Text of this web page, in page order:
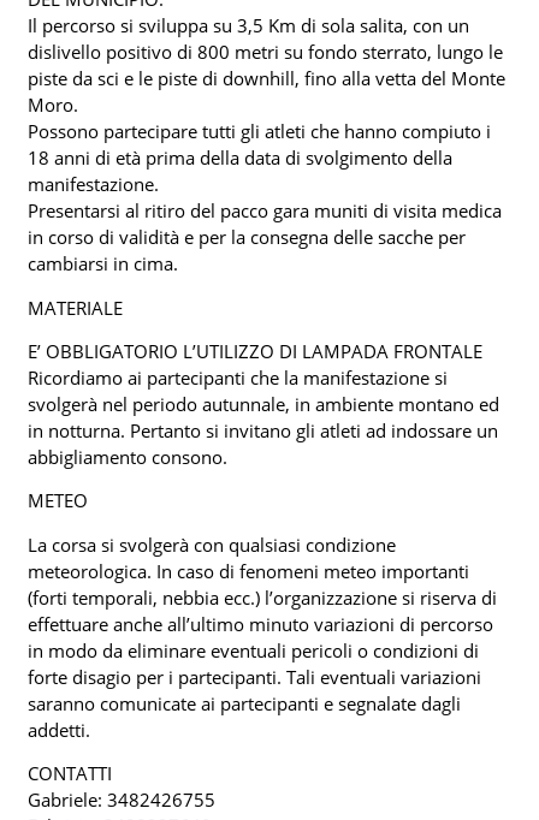
Il percorso si sviluppa su 3,5 Km di sola salita, con un
dislivello positivo di 800 metri su fondo sterrato, lungo le
piste da sci e le piste di downhill, fino alla vetta del Monte
Moro.
Possono partecipare tutti gli atleti che hanno compiuto i
18 anni di età prima della data di svolgimento della
manifestazione.
Presentarsi al ritiro del pacco gara muniti di visita medica
in corso di validità e per la consegna delle sacche per
cambiarsi in cima.
MATERIALE
E’ OBBLIGATORIO L’UTILIZZO DI LAMPADA FRONTALE
Ricordiamo ai partecipanti che la manifestazione si
svolgerà nel periodo autunnale, in ambiente montano ed
in notturna. Pertanto si invitano gli atleti ad indossare un
abbigliamento consono.
METEO
La corsa si svolgerà con qualsiasi condizione
meteorologica. In caso di fenomeni meteo importanti
(forti temporali, nebbia ecc.) l’organizzazione si riserva di
effettuare anche all’ultimo minuto variazioni di percorso
in modo da eliminare eventuali pericoli o condizioni di
forte disagio per i partecipanti. Tali eventuali variazioni
saranno comunicate ai partecipanti e segnalate dagli
addetti.
CONTATTI
Gabriele: 3482426755